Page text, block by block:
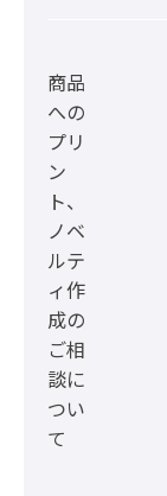
商品
への
プリ
ン
ト、
ノベ
ルテ
ィ作
成の
ご相
談に
つい
て